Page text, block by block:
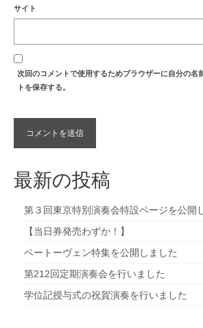
サイト
次回のコメントで使用するためブラウザーに自分の名
トを保存する。
最新の投稿
第３回東京特別演奏会特設ページを公開
【当日券発売わずか！】
ベートーヴェン特集を公開しました
第212回定期演奏会を行いました
学位記授与式の祝賀演奏を行いました